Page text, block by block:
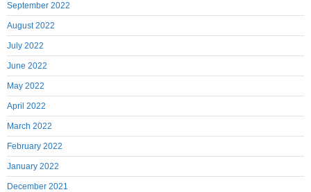
September 2022
August 2022
July 2022
June 2022
May 2022
April 2022
March 2022
February 2022
January 2022
December 2021